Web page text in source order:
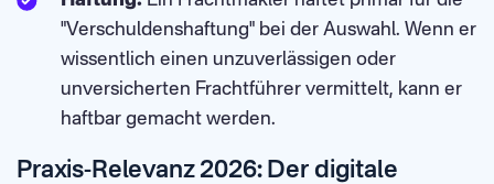
"Verschuldenshaftung" bei der Auswahl. Wenn er
wissentlich einen unzuverlässigen oder
unversicherten Frachtführer vermittelt, kann er
haftbar gemacht werden.
Praxis-Relevanz 2026: Der digitale